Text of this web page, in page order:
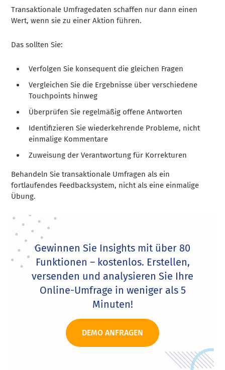
Transaktionale Umfragedaten schaffen nur dann einen
Wert, wenn sie zu einer Aktion führen.
Das sollten Sie:
Verfolgen Sie konsequent die gleichen Fragen
Vergleichen Sie die Ergebnisse über verschiedene
Touchpoints hinweg
Überprüfen Sie regelmäßig offene Antworten
Identifizieren Sie wiederkehrende Probleme, nicht
einmalige Kommentare
Zuweisung der Verantwortung für Korrekturen
Behandeln Sie transaktionale Umfragen als ein
fortlaufendes Feedbacksystem, nicht als eine einmalige
Übung.
Gewinnen Sie Insights mit über 80
Funktionen – kostenlos. Erstellen,
versenden und analysieren Sie Ihre
Online-Umfrage in weniger als 5
Minuten!
DEMO ANFRAGEN